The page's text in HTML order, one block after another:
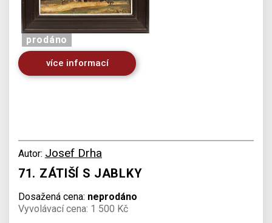
prodáno
více informací
Autor: Josef Drha
71. ZÁTIŠÍ S JABLKY
Dosažená cena: neprodáno
Vyvolávací cena: 1 500 Kč